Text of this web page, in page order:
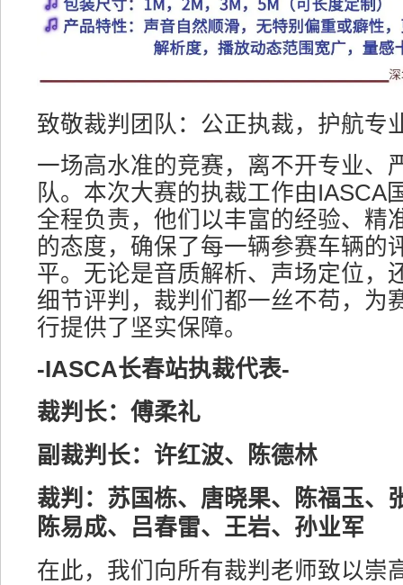
致敬裁判团队：公正执裁，护航专
一场高水准的竞赛，离不开专业、
队。本次大赛的执裁工作由IASCA
全程负责，他们以丰富的经验、精
的态度，确保了每一辆参赛车辆的
平。无论是音质解析、声场定位，
细节评判，裁判们都一丝不苟，为
行提供了坚实保障。
-IASCA长春站执裁代表-
裁判长：傅柔礼
副裁判长：许红波、陈德林
裁判：苏国栋、唐晓果、陈福玉、
陈易成、吕春雷、王岩、孙业军
在此，我们向所有裁判老师致以崇